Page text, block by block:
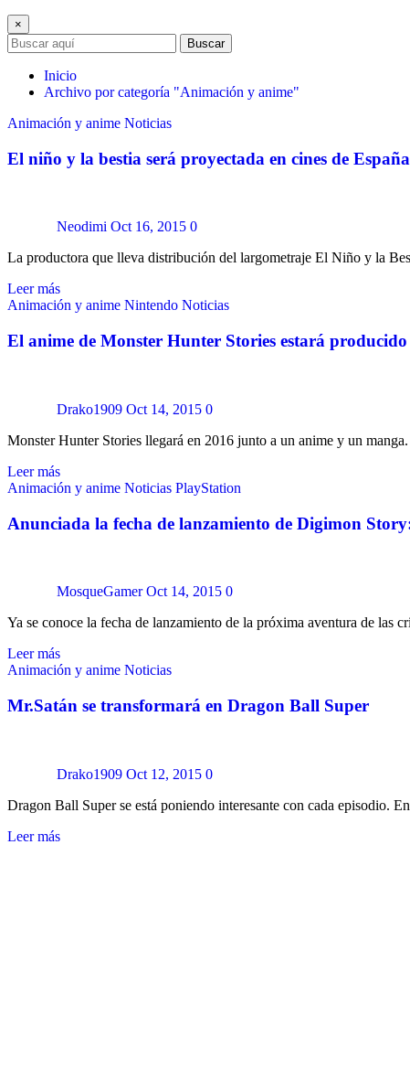
×
Buscar
Inicio
Archivo por categoría "Animación y anime"
Animación y anime Noticias
El niño y la bestia será proyectada en cines de España
Neodimi Oct 16, 2015 0
La productora que lleva distribución del largometraje El Niño y la
Leer más
Animación y anime Nintendo Noticias
El anime de Monster Hunter Stories estará
Drako1909 Oct 14, 2015 0
Monster Hunter Stories llegará en 2016 junto a un anime y un
Leer más
Animación y anime Noticias PlayStation
Anunciada la fecha de lanzamiento de Digimon
MosqueGamer Oct 14, 2015 0
Ya se conoce la fecha de lanzamiento de la próxima aventura de
Leer más
Animación y anime Noticias
Mr.Satán se transformará en Dragon Ball Super
Drako1909 Oct 12, 2015 0
Dragon Ball Super se está poniendo interesante con cada episodio.
Leer más